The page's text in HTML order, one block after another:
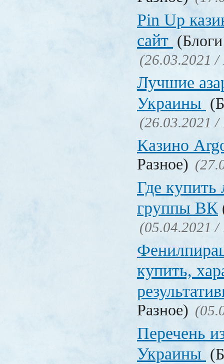
Pin Up
сайт
(26.03.2021 /
Лучшие
Украины
(26.03.2021 /
Казино
Разное)
Где купить
группы ВК
(05.04.2021 /
купить,
Разное)
Перечень
Украины